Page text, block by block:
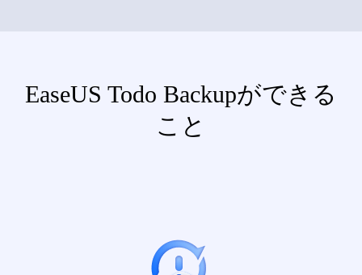
EaseUS Todo Backupができる
こと